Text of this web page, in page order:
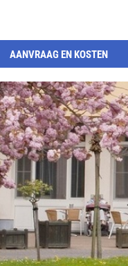
AANVRAAG EN KOSTEN